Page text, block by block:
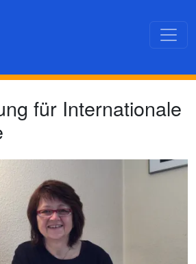
für Internationale